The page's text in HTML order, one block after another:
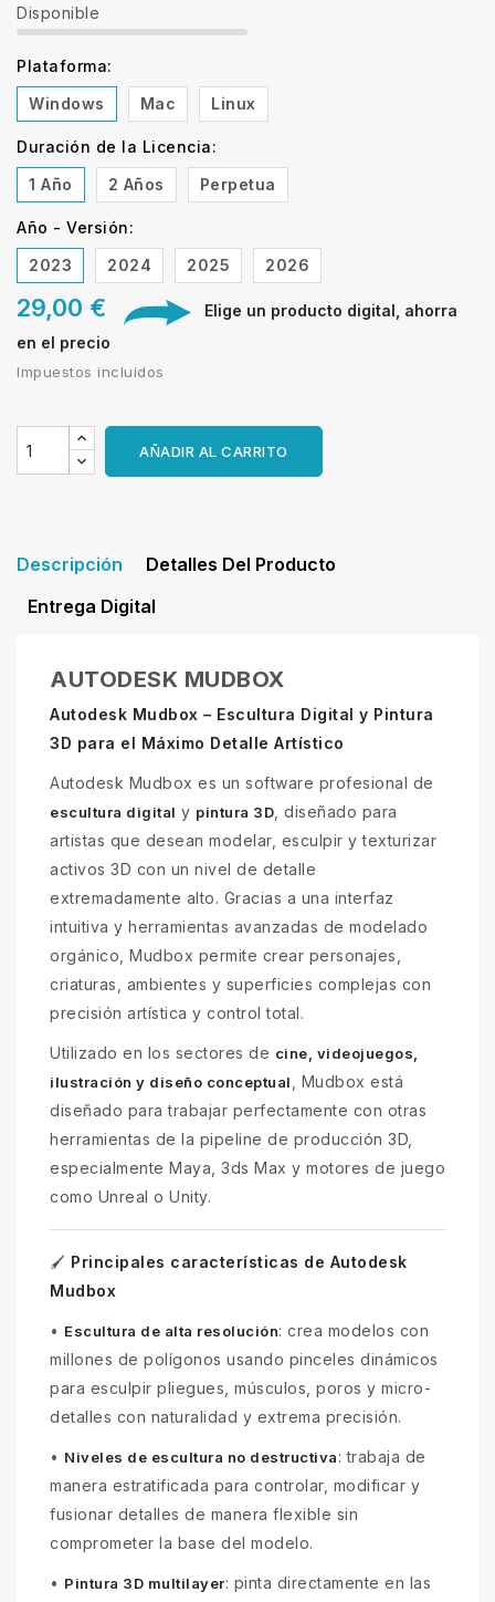
Disponible
Plataforma:
Windows
Mac Linux
Duración de la Licencia:
1 Año
2 Años Perpetua
Año - Versión:
2023
2024 2025 2026
29,00 €
Elige un producto digital, ahorra
en el precio
Impuestos incluidos
AÑADIR AL CARRITO
Descripción
Detalles Del Producto
Entrega Digital
AUTODESK MUDBOX
Autodesk Mudbox – Escultura Digital y Pintura
3D para el Máximo Detalle Artístico
Autodesk Mudbox es un software profesional de
escultura digital y pintura 3D , diseñado para
artistas que desean modelar, esculpir y texturizar
activos 3D con un nivel de detalle
extremadamente alto. Gracias a una interfaz
intuitiva y herramientas avanzadas de modelado
orgánico, Mudbox permite crear personajes,
criaturas, ambientes y superficies complejas con
precisión artística y control total.
Utilizado en los sectores de cine, videojuegos,
ilustración y diseño conceptual
, Mudbox está
diseñado para trabajar perfectamente con otras
herramientas de la pipeline de producción 3D,
especialmente Maya, 3ds Max y motores de juego
como Unreal o Unity.
🖌️ Principales características de Autodesk
Mudbox
• Escultura de alta resolución: crea modelos con
millones de polígonos usando pinceles dinámicos
para esculpir pliegues, músculos, poros y micro-
detalles con naturalidad y extrema precisión.
• Niveles de escultura no destructiva: trabaja de
manera estratificada para controlar, modificar y
fusionar detalles de manera flexible sin
comprometer la base del modelo.
• Pintura 3D multilayer: pinta directamente en las